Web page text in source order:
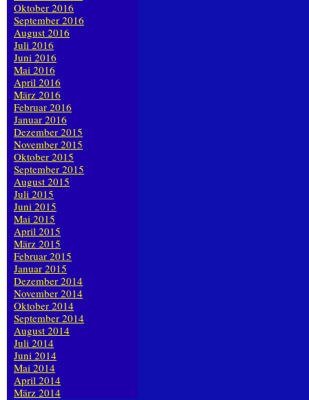
Oktober 2016
September 2016
August 2016
Juli 2016
Juni 2016
Mai 2016
April 2016
März 2016
Februar 2016
Januar 2016
Dezember 2015
November 2015
Oktober 2015
September 2015
August 2015
Juli 2015
Juni 2015
Mai 2015
April 2015
März 2015
Februar 2015
Januar 2015
Dezember 2014
November 2014
Oktober 2014
September 2014
August 2014
Juli 2014
Juni 2014
Mai 2014
April 2014
März 2014